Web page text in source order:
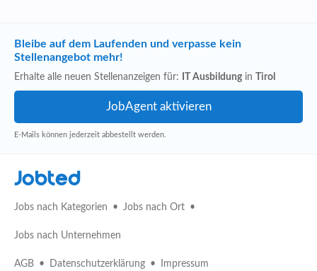
Bleibe auf dem Laufenden und verpasse kein
Stellenangebot mehr!
Erhalte alle neuen Stellenanzeigen für: IT Ausbildungin Tirol
E-Mails können jederzeit abbestellt werden.
Jobted
Jobs nach Kategorien Jobs nach Ort
Jobs nach Unternehmen
AGB Datenschutzerklärung Impressum